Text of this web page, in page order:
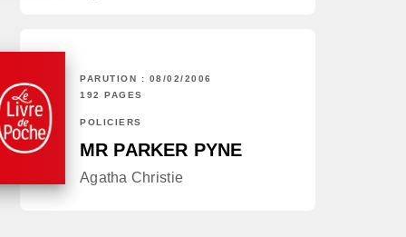
PARUTION : 08/02/2006
192 PAGES
POLICIERS
MR PARKER PYNE
Agatha Christie